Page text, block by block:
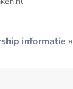
informatie »